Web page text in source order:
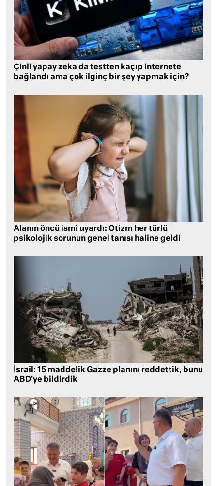
Çinli yapay zeka da testten kaçıp internete
bağlandı ama çok ilginç bir şey yapmak için?
Alanın öncü ismi uyardı: Otizm her türlü
psikolojik sorunun genel tanısı haline geldi
İsrail: 15 maddelik Gazze planını reddettik, bunu
ABD’ye bildirdik